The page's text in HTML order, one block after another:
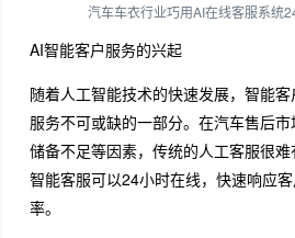
汽车车衣行业巧用AI在线客服系统
AI智能客户服务的兴起
随着人工智能技术的快速发展，智能
服务不可或缺的一部分。在汽车售后
储备不足等因素，传统的人工客服很
智能客服可以24小时在线，快速响应
率。